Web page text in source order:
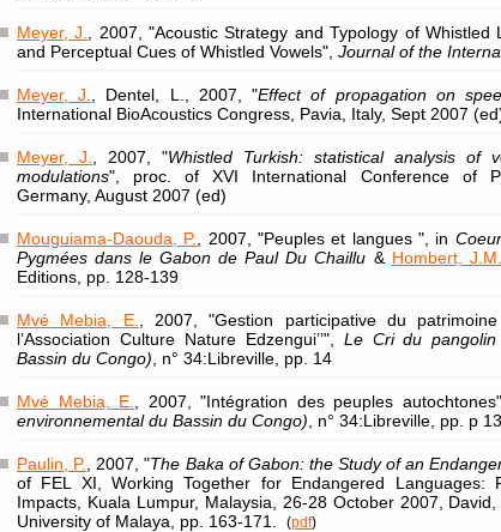
Meyer, J.
, 2007, "Acoustic Strategy and Typology of
and Perceptual Cues of Whistled Vowels", Journal of the
Meyer, J. , Dentel, L., 2007, "Effect of propagation on
International BioAcoustics Congress, Pavia, Italy, Sept 2007
Meyer, J. , 2007, "Whistled Turkish: statistical analysis of
modulations", proc. of XVI International Conference of
Germany, August 2007 (ed)
Mouguiama-Daouda, P. , 2007, "Peuples et langues ", in
Pygmées dans le Gabon de Paul Du Chaillu & Hombert, J.M.
Editions, pp. 128-139
Mvé Mebia, E.
, 2007, "Gestion participative du
l’Association Culture Nature Edzengui’’", Le Cri du
Bassin du Congo) , n° 34:Libreville, pp. 14
Mvé Mebia, E. , 2007, "Intégration des peuples
environnemental du Bassin du Congo) , n° 34:Libreville, pp. p 13
Paulin, P. , 2007, "The Baka of Gabon: the Study of an
of FEL XI, Working Together for Endangered Languages:
Impacts, Kuala Lumpur, Malaysia, 26-28 October 2007,
University of Malaya, pp. 163-171.
(pdf)